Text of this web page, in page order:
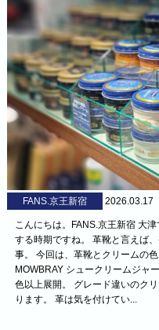
FANS.京王新宿 2026.03.17
こんにちは。FANS.京王新宿 大
する時期ですね。 革靴と言えば
事。 今回は、革靴とクリームの
MOWBRAY シュークリームジャ
色以上展開。 グレード違いのク
ります。 革は気を付けてい...